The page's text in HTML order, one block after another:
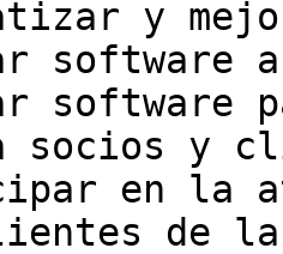
socios y
de la